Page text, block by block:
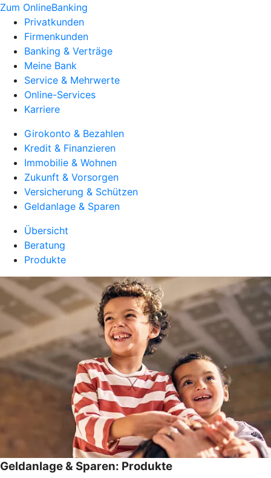
Zum OnlineBanking
Privatkunden
Firmenkunden
Banking & Verträge
Meine Bank
Service & Mehrwerte
Online-Services
Karriere
Girokonto & Bezahlen
Kredit & Finanzieren
Immobilie & Wohnen
Zukunft & Vorsorgen
Versicherung & Schützen
Geldanlage & Sparen
Übersicht
Beratung
Produkte
Geldanlage & Sparen: Produkte